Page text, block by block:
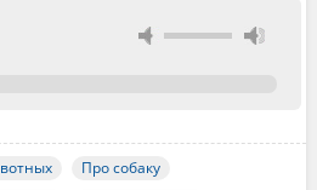
Про собаку